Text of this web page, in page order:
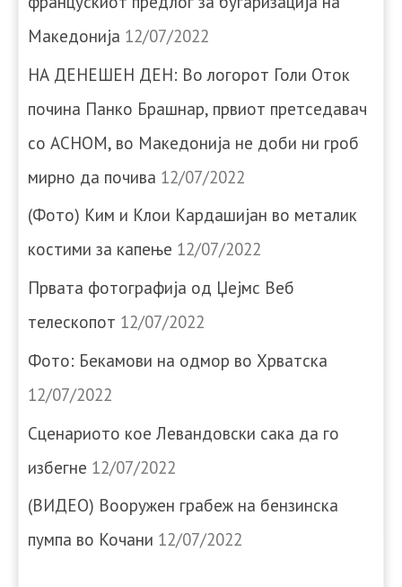
Македонија 12/07/2022
НА ДЕНЕШЕН ДЕН: Во логорот Голи Оток
почина Панко Брашнар, првиот претседавач
со АСНОМ, во Македонија не доби ни гроб
мирно да почива 12/07/2022
(Фото) Ким и Клои Кардашијан во металик
костими за капење 12/07/2022
Првата фотографија од Џејмс Веб
телескопот 12/07/2022
Фото: Бекамови на одмор во Хрватска
12/07/2022
Сценариото кое Левандовски сака да го
избегне 12/07/2022
(ВИДЕО) Вооружен грабеж на бензинска
пумпа во Кочани 12/07/2022